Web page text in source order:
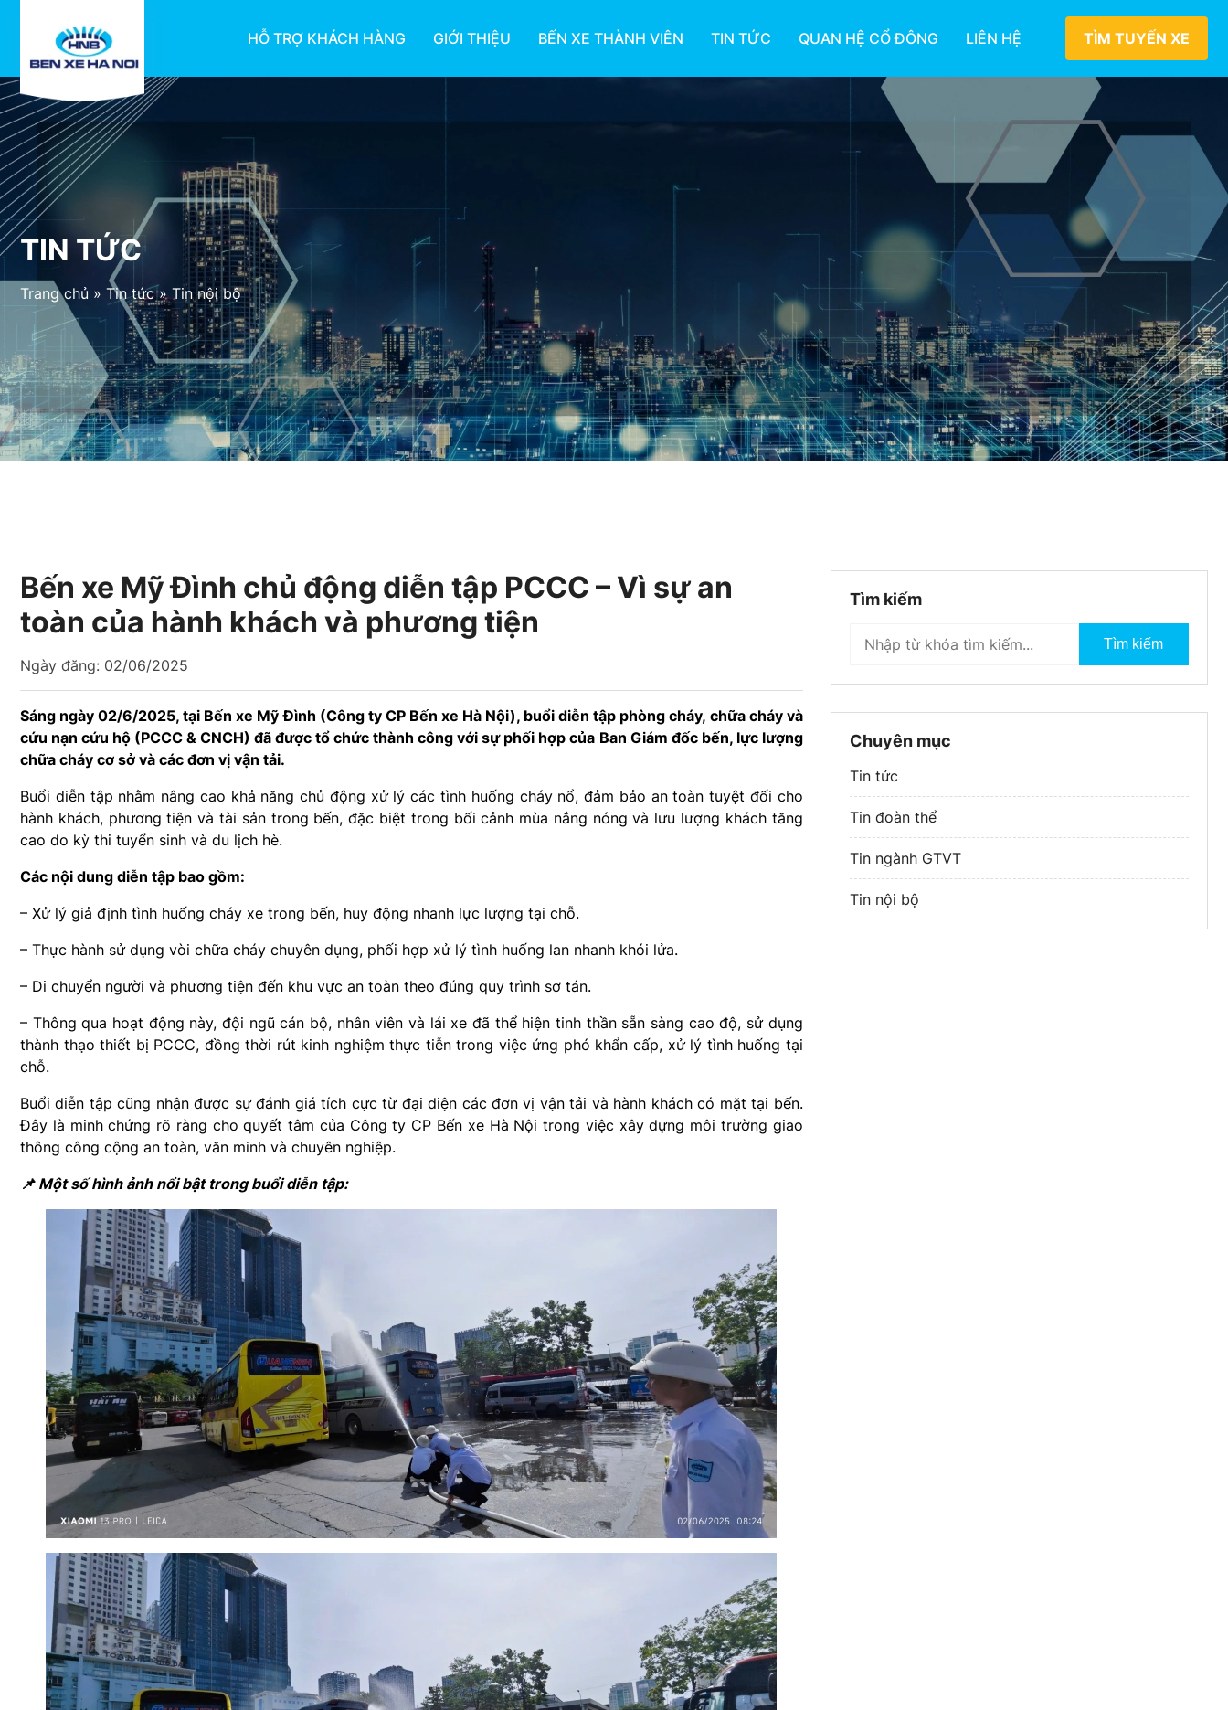
HỖ TRỢ KHÁCH HÀNG GIỚI THIỆU BẾN XE THÀNH VIÊN TIN TỨC QUAN HỆ CỔ ĐÔNG LIÊN HỆ TÌM TUYẾN XE
TIN TỨC
Trang chủ » Tin tức » Tin nội bộ
Bến xe Mỹ Đình chủ động diễn tập PCCC – Vì sự an
toàn của hành khách và phương tiện
Ngày đăng: 02/06/2025
Sáng ngày 02/6/2025, tại Bến xe Mỹ Đình (Công ty CP Bến xe Hà Nội), buổi diễn tập phòng cháy, chữa cháy và
cứu nạn cứu hộ (PCCC & CNCH) đã được tổ chức thành công với sự phối hợp của Ban Giám đốc bến, lực lượng
chữa cháy cơ sở và các đơn vị vận tải.
Buổi diễn tập nhằm nâng cao khả năng chủ động xử lý các tình huống cháy nổ, đảm bảo an toàn tuyệt đối cho
hành khách, phương tiện và tài sản trong bến, đặc biệt trong bối cảnh mùa nắng nóng và lưu lượng khách tăng
cao do kỳ thi tuyển sinh và du lịch hè.
Các nội dung diễn tập bao gồm:
– Xử lý giả định tình huống cháy xe trong bến, huy động nhanh lực lượng tại chỗ.
– Thực hành sử dụng vòi chữa cháy chuyên dụng, phối hợp xử lý tình huống lan nhanh khói lửa.
– Di chuyển người và phương tiện đến khu vực an toàn theo đúng quy trình sơ tán.
– Thông qua hoạt động này, đội ngũ cán bộ, nhân viên và lái xe đã thể hiện tinh thần sẵn sàng cao độ, sử dụng
thành thạo thiết bị PCCC, đồng thời rút kinh nghiệm thực tiễn trong việc ứng phó khẩn cấp, xử lý tình huống tại
chỗ.
Buổi diễn tập cũng nhận được sự đánh giá tích cực từ đại diện các đơn vị vận tải và hành khách có mặt tại bến.
Đây là minh chứng rõ ràng cho quyết tâm của Công ty CP Bến xe Hà Nội trong việc xây dựng môi trường giao
thông công cộng an toàn, văn minh và chuyên nghiệp.
📌 Một số hình ảnh nổi bật trong buổi diễn tập:
Tìm kiếm
Tìm kiếm
Chuyên mục
Tin tức
Tin đoàn thể
Tin ngành GTVT
Tin nội bộ